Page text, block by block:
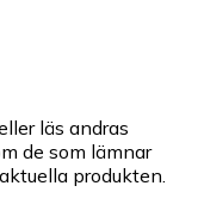
läs andras
de som lämnar
produkten.